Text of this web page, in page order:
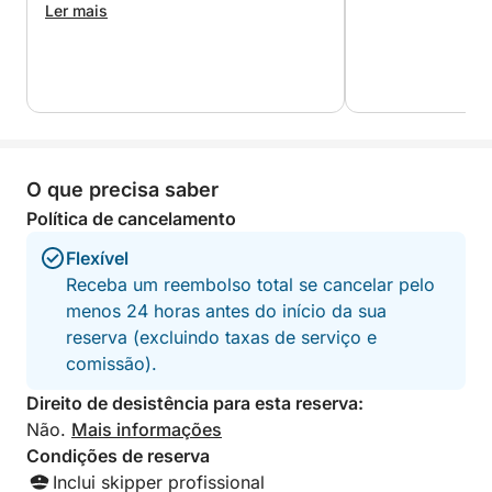
aventura, podemos organizar esportes aquáticos
O que torna esta experiência verdadeiramente única
simplesmente relaxar e se desconectar do mundo,
este cruzeiro privativo em iate é o seu convite para
desfrutar de Zakynthos sob a sua perspectiva mais
mágica: o mar.
Ler mais
O que precisa saber
Política de cancelamento
Flexível
Receba um reembolso total se cancelar pelo
menos 24 horas antes do início da sua
reserva (excluindo taxas de serviço e
comissão).
Direito de desistência para esta reserva:
Não. Mais informações
Condições de reserva
Inclui skipper profissional